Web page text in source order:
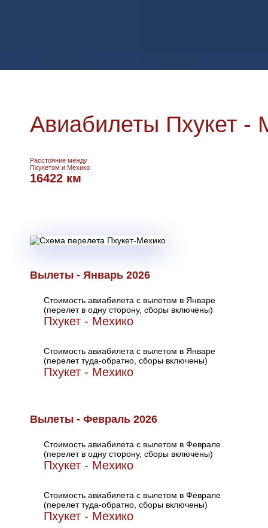
Авиабилеты Пхукет -
Расстояние между
Пхукетом и Мехико
16422 км
Вылеты - Январь 2026
Стоимость авиабилета с вылетом в Январе
(перелет в одну сторону, сборы включены)
Пхукет - Мехико
Стоимость авиабилета с вылетом в Январе
(перелет туда-обратно, сборы включены)
Пхукет - Мехико
Вылеты - Февраль 2026
Стоимость авиабилета с вылетом в Феврале
(перелет в одну сторону, сборы включены)
Пхукет - Мехико
Стоимость авиабилета с вылетом в Феврале
(перелет туда-обратно, сборы включены)
Пхукет - Мехико